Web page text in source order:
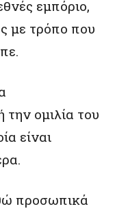
εμπόριο,
με τρόπο που
ομιλία του
είναι
προσωπικά